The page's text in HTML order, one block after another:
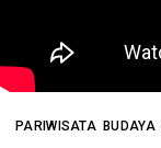
PARIWISATA BUDAYA